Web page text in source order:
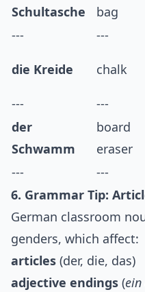
Schultasche
bag
---
---
die Kreide chalk
---
---
der
Schwamm
board
eraser
---
---
6. Grammar Tip:
German classroom
genders, which affect:
articles (der, die, das)
adjective endings (ein